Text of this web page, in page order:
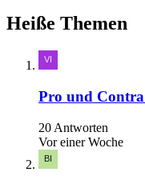
Heiße Themen
Pro und
20 Antworten
Vor einer Woche